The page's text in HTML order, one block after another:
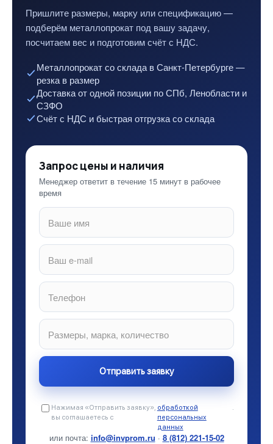
Пришлите размеры, марку или спецификацию —
подберём металлопрокат под вашу задачу,
посчитаем вес и подготовим счёт с НДС.
Металлопрокат со склада в Санкт-Петербурге —
резка в размер
Доставка от одной позиции по СПб, Ленобласти и
СЗФО
Счёт с НДС и быстрая отгрузка со склада
Запрос цены и наличия
Менеджер ответит в течение 15 минут в рабочее
время
Нажимая «Отправить заявку»,
вы соглашаетесь с
обработкой
персональных
данных
.
или почта: info@invprom.ru · 8 (812) 221-15-02